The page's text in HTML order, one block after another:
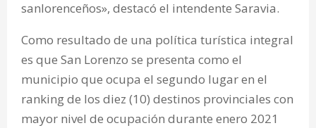
sanlorenceños», destacó el intendente Saravia.
Como resultado de una política turística integral
es que San Lorenzo se presenta como el
municipio que ocupa el segundo lugar en el
ranking de los diez (10) destinos provinciales con
mayor nivel de ocupación durante enero 2021